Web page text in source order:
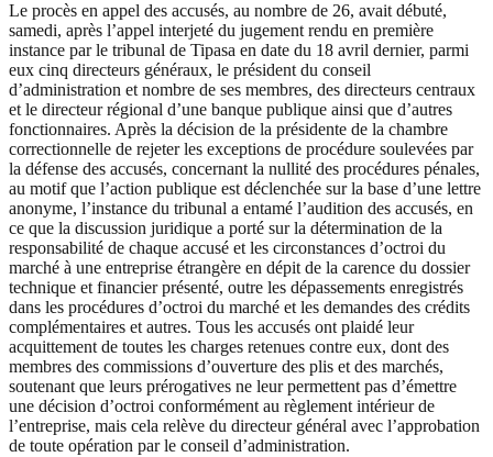
Le procès en appel des accusés, au nombre de 26, avait débuté,
samedi, après l’appel interjeté du jugement rendu en première
instance par le tribunal de Tipasa en date du 18 avril dernier, parmi
eux cinq directeurs généraux, le président du conseil
d’administration et nombre de ses membres, des directeurs centraux
et le directeur régional d’une banque publique ainsi que d’autres
fonctionnaires. Après la décision de la présidente de la chambre
correctionnelle de rejeter les exceptions de procédure soulevées par
la défense des accusés, concernant la nullité des procédures pénales,
au motif que l’action publique est déclenchée sur la base d’une lettre
anonyme, l’instance du tribunal a entamé l’audition des accusés, en
ce que la discussion juridique a porté sur la détermination de la
responsabilité de chaque accusé et les circonstances d’octroi du
marché à une entreprise étrangère en dépit de la carence du dossier
technique et financier présenté, outre les dépassements enregistrés
dans les procédures d’octroi du marché et les demandes des crédits
complémentaires et autres. Tous les accusés ont plaidé leur
acquittement de toutes les charges retenues contre eux, dont des
membres des commissions d’ouverture des plis et des marchés,
soutenant que leurs prérogatives ne leur permettent pas d’émettre
une décision d’octroi conformément au règlement intérieur de
l’entreprise, mais cela relève du directeur général avec l’approbation
de toute opération par le conseil d’administration.